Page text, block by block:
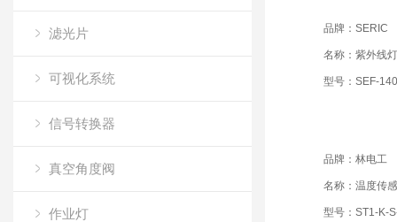
滤光片
可视化系统
信号转换器
真空角度阀
作业灯
品牌：SERIC
名称：紫外线
型号：SEF-
品牌：林电工
名称：温度传
型号：ST1-K-